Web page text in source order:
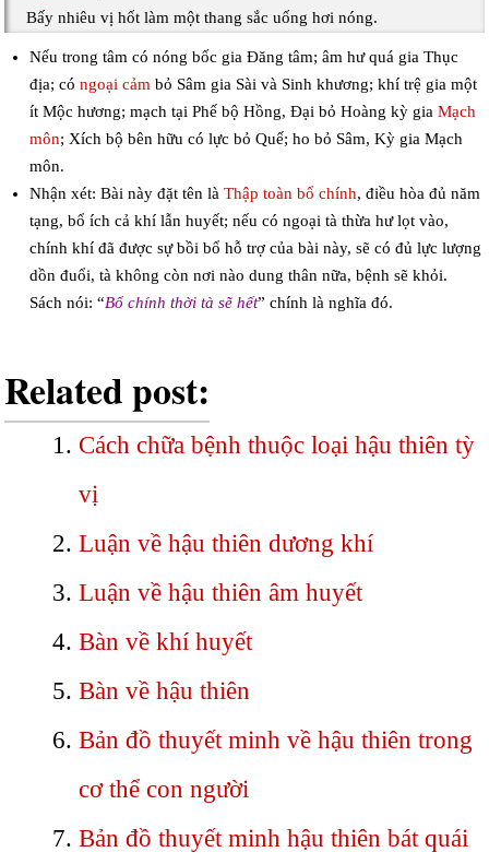
Bấy nhiêu vị hốt làm một thang sắc uống hơi nóng.
Nếu trong tâm có nóng bốc gia Đăng tâm; âm hư quá gia Thục
địa; có ngoại cảm bỏ Sâm gia Sài và Sinh khương; khí trệ gia một
ít Mộc hương; mạch tại Phế bộ Hồng, Đại bỏ Hoàng kỳ gia Mạch
môn; Xích bộ bên hữu có lực bỏ Quế; ho bỏ Sâm, Kỳ gia Mạch
môn.
Nhận xét: Bài này đặt tên là Thập toàn bổ chính, điều hòa đủ năm
tạng, bổ ích cả khí lẫn huyết; nếu có ngoại tà thừa hư lọt vào,
chính khí đã được sự bồi bổ hỗ trợ của bài này, sẽ có đủ lực lượng
dồn đuổi, tà không còn nơi nào dung thân nữa, bệnh sẽ khỏi.
Sách nói: “Bổ chính thời tà sẽ hết” chính là nghĩa đó.
Related post:
Cách chữa bệnh thuộc loại hậu thiên tỳ
vị
Luận về hậu thiên dương khí
Luận về hậu thiên âm huyết
Bàn về khí huyết
Bàn về hậu thiên
Bản đồ thuyết minh về hậu thiên trong
cơ thể con người
Bản đồ thuyết minh hậu thiên bát quái